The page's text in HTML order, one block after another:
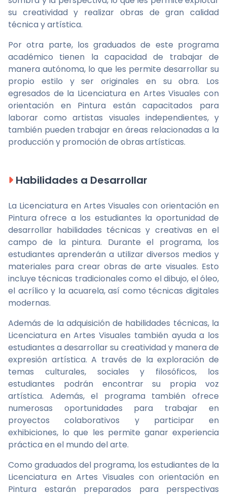
su creatividad y realizar obras de gran calidad
técnica y artística.
Por otra parte, los graduados de este programa
académico tienen la capacidad de trabajar de
manera autónoma, lo que les permite desarrollar su
propio estilo y ser originales en su obra. Los
egresados de la Licenciatura en Artes Visuales con
orientación en Pintura están capacitados para
laborar como artistas visuales independientes, y
también pueden trabajar en áreas relacionadas a la
producción y promoción de obras artísticas.
Habilidades a Desarrollar
La Licenciatura en Artes Visuales con orientación en
Pintura ofrece a los estudiantes la oportunidad de
desarrollar habilidades técnicas y creativas en el
campo de la pintura. Durante el programa, los
estudiantes aprenderán a utilizar diversos medios y
materiales para crear obras de arte visuales. Esto
incluye técnicas tradicionales como el dibujo, el óleo,
el acrílico y la acuarela, así como técnicas digitales
modernas.
Además de la adquisición de habilidades técnicas, la
Licenciatura en Artes Visuales también ayuda a los
estudiantes a desarrollar su creatividad y manera de
expresión artística. A través de la exploración de
temas culturales, sociales y filosóficos, los
estudiantes podrán encontrar su propia voz
artística. Además, el programa también ofrece
numerosas oportunidades para trabajar en
proyectos colaborativos y participar en
exhibiciones, lo que les permite ganar experiencia
práctica en el mundo del arte.
Como graduados del programa, los estudiantes de la
Licenciatura en Artes Visuales con orientación en
Pintura estarán preparados para perspectivas